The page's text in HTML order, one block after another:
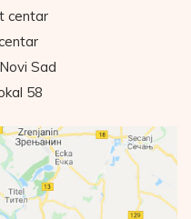
centar
Sad
58